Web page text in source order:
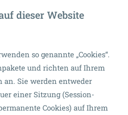
dieser Website
so genannte „Cookies“.
und richten auf Ihrem
an. Sie werden entweder
einer Sitzung (Session-
Cookies) auf Ihrem